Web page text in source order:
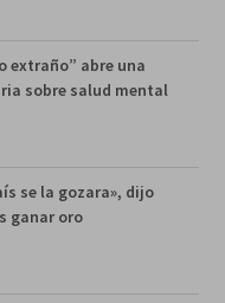
extraño” abre una
sobre salud mental
se la gozara», dijo
ganar oro